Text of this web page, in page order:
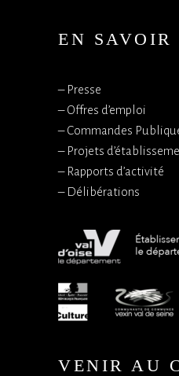
EN SAVOIR
– Presse
–Offres d’emploi
–Commandes
– Projets
– Rapports d’activité
– Délibérations
VENIR AU